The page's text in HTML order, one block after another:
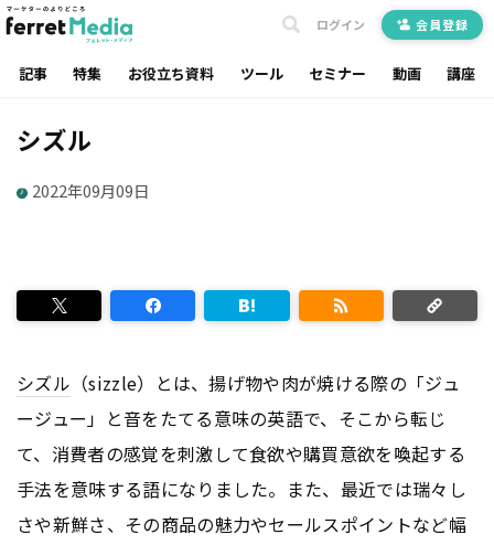
記事 特集 お役立ち資料 ツール セミナー 動画 講座
ログイン 会員登録
シズル
2022年09月09日
シズル （sizzle）とは、揚げ物や肉が焼ける際の「ジュ
ージュー」と音をたてる意味の英語で、そこから転じ
て、消費者の感覚を刺激して食欲や購買意欲を喚起する
手法を意味する語になりました。また、最近では瑞々し
さや新鮮さ、その商品の魅力やセールスポイントなど幅